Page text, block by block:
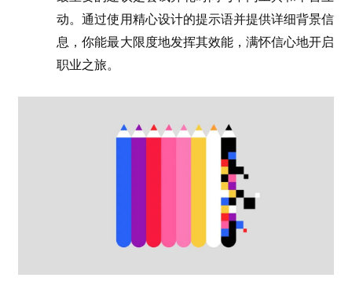
动。通过使用精心设计的提示语并提供详细背景信
息，你能最大限度地发挥其效能，满怀信心地开启
职业之旅。